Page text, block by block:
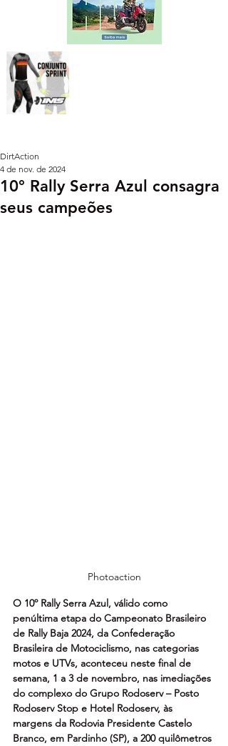
10° Rally Serra Azul consagra
seus campeões
DirtAction
4 de nov. de 2024
Photoaction
O 10º Rally Serra Azul, válido como
penúltima etapa do Campeonato Brasileiro
de Rally Baja 2024, da Confederação
Brasileira de Motociclismo, nas categorias
motos e UTVs, aconteceu neste final de
semana, 1 a 3 de novembro, nas imediações
do complexo do Grupo Rodoserv – Posto
Rodoserv Stop e Hotel Rodoserv, às
margens da Rodovia Presidente Castelo
Branco, em Pardinho (SP), a 200 quilômetros